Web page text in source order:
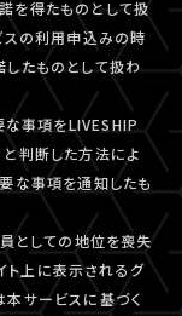
を得たものとして扱
スの利用申込みの時
たものとして扱わ
な事項をLIVESHIP
判断した方法によ
な事項を通知したも
員としての地位を喪失
ト上に表示されるグ
サービスに基づく